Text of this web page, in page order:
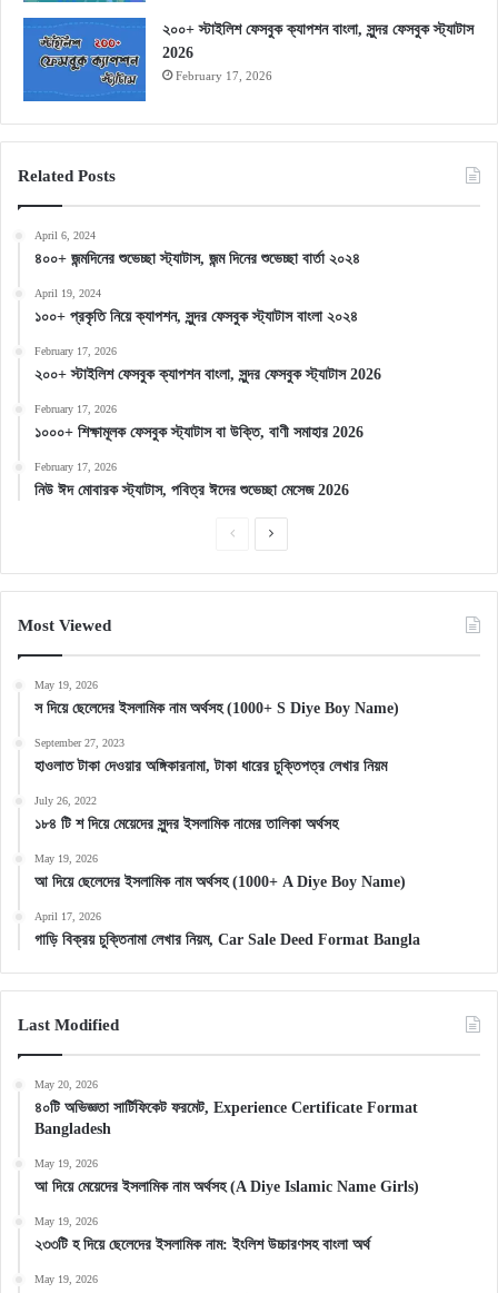
২০০+ স্টাইলিশ ফেসবুক ক্যাপশন বাংলা, সুন্দর ফেসবুক স্ট্যাটাস
2026
February 17, 2026
Related Posts
April 6, 2024
৪০০+ জন্মদিনের শুভেচ্ছা স্ট্যাটাস, জন্ম দিনের শুভেচ্ছা বার্তা ২০২৪
April 19, 2024
১০০+ প্রকৃতি নিয়ে ক্যাপশন, সুন্দর ফেসবুক স্ট্যাটাস বাংলা ২০২৪
February 17, 2026
২০০+ স্টাইলিশ ফেসবুক ক্যাপশন বাংলা, সুন্দর ফেসবুক স্ট্যাটাস 2026
February 17, 2026
১০০০+ শিক্ষামূলক ফেসবুক স্ট্যাটাস বা উক্তি, বাণী সমাহার 2026
February 17, 2026
নিউ ঈদ মোবারক স্ট্যাটাস, পবিত্র ঈদের শুভেচ্ছা মেসেজ 2026
PreviousNext
Most Viewed
May 19, 2026
স দিয়ে ছেলেদের ইসলামিক নাম অর্থসহ (1000+ S Diye Boy Name)
September 27, 2023
হাওলাত টাকা দেওয়ার অঙ্গিকারনামা, টাকা ধারের চুক্তিপত্র লেখার নিয়ম
July 26, 2022
১৮৪ টি শ দিয়ে মেয়েদের সুন্দর ইসলামিক নামের তালিকা অর্থসহ
May 19, 2026
আ দিয়ে ছেলেদের ইসলামিক নাম অর্থসহ (1000+ A Diye Boy Name)
April 17, 2026
গাড়ি বিক্রয় চুক্তিনামা লেখার নিয়ম, Car Sale Deed Format Bangla
Last Modified
May 20, 2026
৪০টি অভিজ্ঞতা সার্টিফিকেট ফরমেট, Experience Certificate Format
Bangladesh
May 19, 2026
আ দিয়ে মেয়েদের ইসলামিক নাম অর্থসহ (A Diye Islamic Name Girls)
May 19, 2026
২৩৩টি হ দিয়ে ছেলেদের ইসলামিক নাম: ইংলিশ উচ্চারণসহ বাংলা অর্থ
May 19, 2026